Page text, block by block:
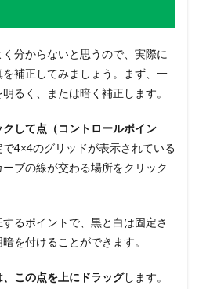
分からないと思うので、実際に
を補正してみましょう。まず、一
るく、または暗く補正します。
して点（コントロールポイン
4×4のグリッドが表示されている
ブの線が交わる場所をクリック
るポイントで、黒と白は固定さ
を付けることができます。
この点を上にドラッグします。